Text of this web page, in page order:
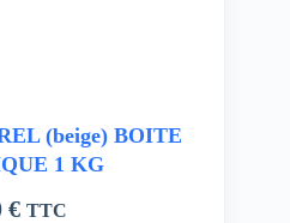
(beige) BOITE
1 KG
€ TTC